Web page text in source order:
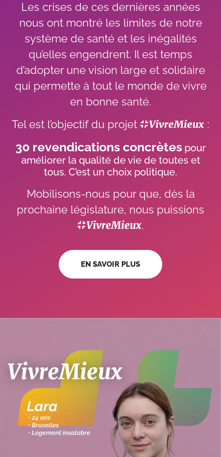
Les crises de ces dernières années
nous ont montré les limites de notre
système de santé et les inégalités
qu’elles engendrent. Il est temps
d’adopter une vision large et solidaire
qui permette à tout le monde de vivre
en bonne santé.
Tel est l’objectif du projet
:
30 revendications concrètes pour
améliorer la qualité de vie de toutes et
tous. C’est un choix politique.
Mobilisons-nous pour que, dès la
prochaine législature, nous puissions
.
EN SAVOIR PLUS